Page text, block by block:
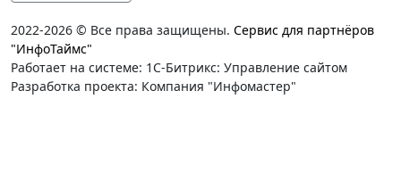
2022-2026 © Все права защищены. Сервис для партнёров
"ИнфоТаймс"
Работает на системе: 1С-Битрикс: Управление сайтом
Разработка проекта: Компания "Инфомастер"